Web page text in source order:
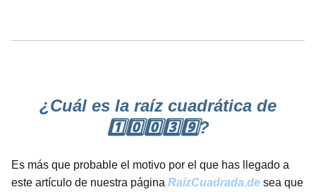
¿Cuál es la raíz cuadrática de
1️⃣0️⃣0️⃣3️⃣9️⃣?
Es más que probable el motivo por el que has llegado a
este artículo de nuestra página RaízCuadrada.de sea que